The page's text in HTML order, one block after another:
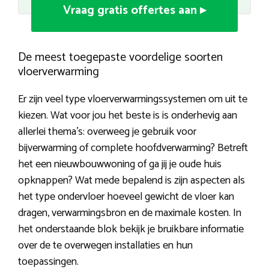
Vraag gratis offertes aan ▸
De meest toegepaste voordelige soorten
vloerverwarming
Er zijn veel type vloerverwarmingssystemen om uit te
kiezen. Wat voor jou het beste is is onderhevig aan
allerlei thema’s: overweeg je gebruik voor
bijverwarming of complete hoofdverwarming? Betreft
het een nieuwbouwwoning of ga jij je oude huis
opknappen? Wat mede bepalend is zijn aspecten als
het type ondervloer hoeveel gewicht de vloer kan
dragen, verwarmingsbron en de maximale kosten. In
het onderstaande blok bekijk je bruikbare informatie
over de te overwegen installaties en hun
toepassingen.